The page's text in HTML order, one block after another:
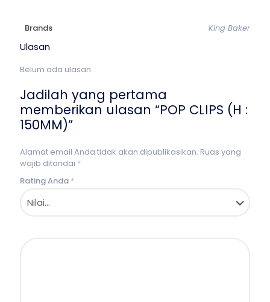
Brands King Baker
Ulasan
Belum ada ulasan.
Jadilah yang pertama
memberikan ulasan “POP CLIPS (H :
150MM)”
Alamat email Anda tidak akan dipublikasikan. Ruas yang
wajib ditandai *
Rating Anda *